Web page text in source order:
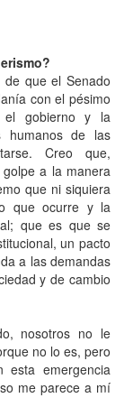
que el Senado
con el pésimo
el gobierno y la
humanos de las
Creo que,
a la manera
que ni siquiera
que ocurre y la
que es que se
un pacto
a las demandas
y de cambio
nosotros no le
no lo es, pero
esta emergencia
me parece a mí